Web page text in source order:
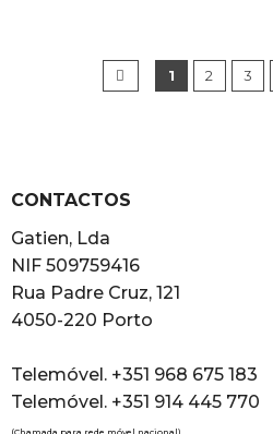
1 2 3
CONTACTOS
Gatien, Lda
NIF 509759416
Rua Padre Cruz, 121
4050-220 Porto
Telemóvel. +351 968 675 183
Telemóvel. +351 914 445 770